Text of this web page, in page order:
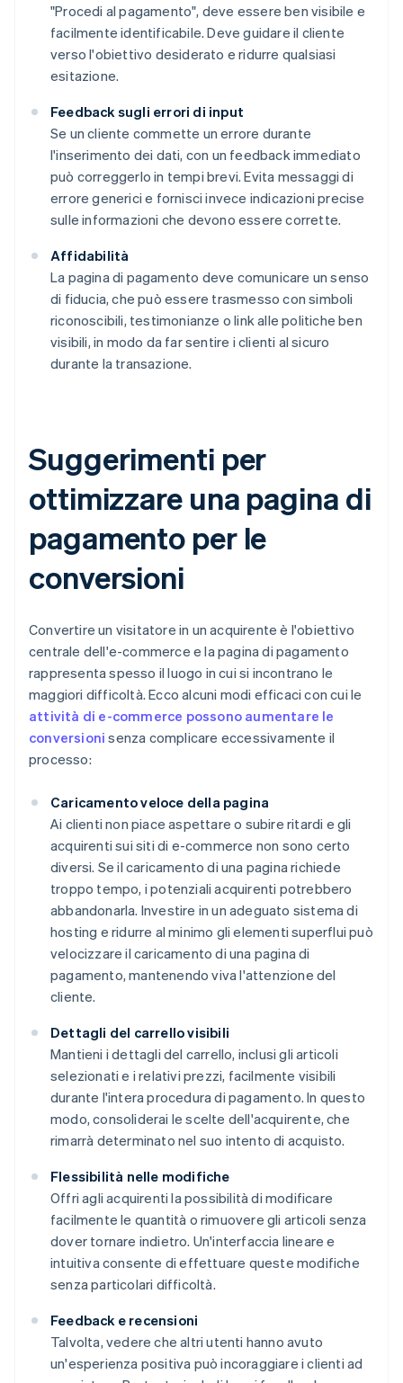
"Procedi al pagamento", deve essere ben visibile e
facilmente identificabile. Deve guidare il cliente
verso l'obiettivo desiderato e ridurre qualsiasi
esitazione.
Feedback sugli errori di input
Se un cliente commette un errore durante
l'inserimento dei dati, con un feedback immediato
può correggerlo in tempi brevi. Evita messaggi di
errore generici e fornisci invece indicazioni precise
sulle informazioni che devono essere corrette.
Affidabilità
La pagina di pagamento deve comunicare un senso
di fiducia, che può essere trasmesso con simboli
riconoscibili, testimonianze o link alle politiche ben
visibili, in modo da far sentire i clienti al sicuro
durante la transazione.
Suggerimenti per
ottimizzare una pagina di
pagamento per le
conversioni
Convertire un visitatore in un acquirente è l'obiettivo
centrale dell'e-commerce e la pagina di pagamento
rappresenta spesso il luogo in cui si incontrano le
maggiori difficoltà. Ecco alcuni modi efficaci con cui le
attività di e-commerce possono aumentare le
conversioni senza complicare eccessivamente il
processo:
Caricamento veloce della pagina
Ai clienti non piace aspettare o subire ritardi e gli
acquirenti sui siti di e-commerce non sono certo
diversi. Se il caricamento di una pagina richiede
troppo tempo, i potenziali acquirenti potrebbero
abbandonarla. Investire in un adeguato sistema di
hosting e ridurre al minimo gli elementi superflui può
velocizzare il caricamento di una pagina di
pagamento, mantenendo viva l'attenzione del
cliente.
Dettagli del carrello visibili
Mantieni i dettagli del carrello, inclusi gli articoli
selezionati e i relativi prezzi, facilmente visibili
durante l'intera procedura di pagamento. In questo
modo, consoliderai le scelte dell'acquirente, che
rimarrà determinato nel suo intento di acquisto.
Flessibilità nelle modifiche
Offri agli acquirenti la possibilità di modificare
facilmente le quantità o rimuovere gli articoli senza
dover tornare indietro. Un'interfaccia lineare e
intuitiva consente di effettuare queste modifiche
senza particolari difficoltà.
Feedback e recensioni
Talvolta, vedere che altri utenti hanno avuto
un'esperienza positiva può incoraggiare i clienti ad